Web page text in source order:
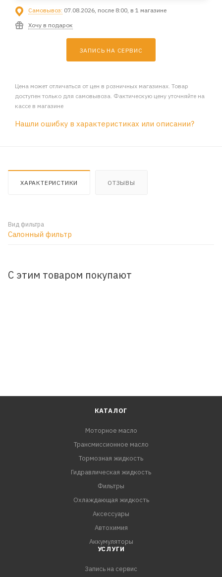
Самовывоз: 07.08.2026, после 8:00, в 1 магазине
Хочу в подарок
ЗАПИСЬ НА СЕРВИС
Цена может отличаться от цен в розничных магазинах. Товар
доступен только для самовывоза. Фактическую цену уточняйте на
кассе в магазине
Нашли ошибку в характеристиках или описании?
ХАРАКТЕРИСТИКИ ОТЗЫВЫ
Вид фильтра
Салонный фильтр
С этим товаром покупают
КАТАЛОГ
Моторное масло
Трансмиссионное масло
Тормозная жидкость
Гидравлическая жидкость
Фильтры
Охлаждающая жидкость
Аксессуары
Автохимия
Аккумуляторы
УСЛУГИ
Запись на сервис